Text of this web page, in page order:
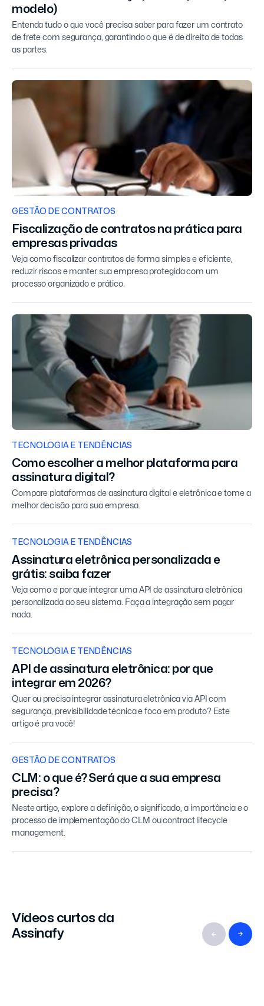
modelo)
Entenda tudo o que você precisa saber para fazer um contrato
de frete com segurança, garantindo o que é de direito de todas
as partes.
GESTÃO DE CONTRATOS
Fiscalização de contratos na prática para
empresas privadas
Veja como fiscalizar contratos de forma simples e eficiente,
reduzir riscos e manter sua empresa protegida com um
processo organizado e prático.
TECNOLOGIA E TENDÊNCIAS
Como escolher a melhor plataforma para
assinatura digital?
Compare plataformas de assinatura digital e eletrônica e tome a
melhor decisão para sua empresa.
TECNOLOGIA E TENDÊNCIAS
Assinatura eletrônica personalizada e
grátis: saiba fazer
Veja como e por que integrar uma API de assinatura eletrônica
personalizada ao seu sistema. Faça a integração sem pagar
nada.
TECNOLOGIA E TENDÊNCIAS
API de assinatura eletrônica: por que
integrar em 2026?
Quer ou precisa integrar assinatura eletrônica via API com
segurança, previsibilidade técnica e foco em produto? Este
artigo é pra você!
GESTÃO DE CONTRATOS
CLM: o que é? Será que a sua empresa
precisa?
Neste artigo, explore a definição, o significado, a importância e o
processo de implementação do CLM ou contract lifecycle
management.
Vídeos curtos da
Assinafy